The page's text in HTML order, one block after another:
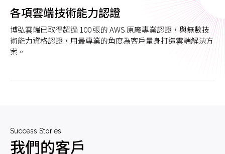
各項雲端技術能力認證
博弘雲端已取得超過 100 張的 AWS 原廠專業認證，與無數技
術能力資格認證，用最專業的角度為客戶量身打造雲端解決方
案。
Success Stories
我們的客戶